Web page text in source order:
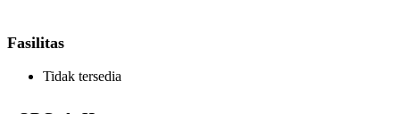
Fasilitas
Tidak tersedia